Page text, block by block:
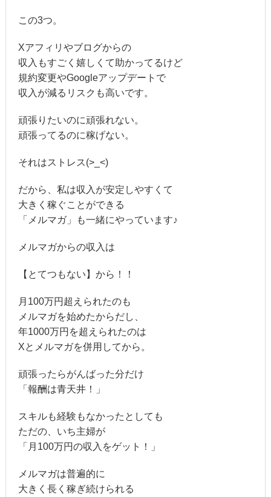
この3つ。
Xアフィリやブログからの
収入もすごく嬉しくて助かってるけど
規約変更やGoogleアップデートで
収入が減るリスクも高いです。
頑張りたいのに頑張れない。
頑張ってるのに稼げない。
それはストレス(>_<)
だから、私は収入が安定しやすくて
大きく稼ぐことができる
「メルマガ」も一緒にやっています♪
メルマガからの収入は
【とてつもない】から！！
月100万円超えられたのも
メルマガを始めたからだし、
年1000万円を超えられたのは
Xとメルマガを併用してから。
頑張ったらがんばった分だけ
「報酬は青天井！」
スキルも経験もなかったとしても
ただの、いち主婦が
「月100万円の収入をゲット！」
メルマガは普遍的に
大きく長く稼ぎ続けられる